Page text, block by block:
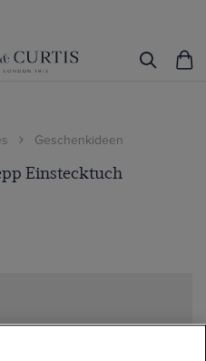
Geschenkideen
Einstecktuch